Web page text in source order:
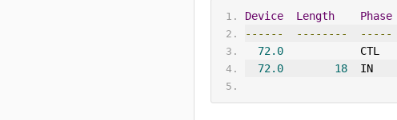
Device Length Phase
------
-------- -----
72.0
72.0
18 IN